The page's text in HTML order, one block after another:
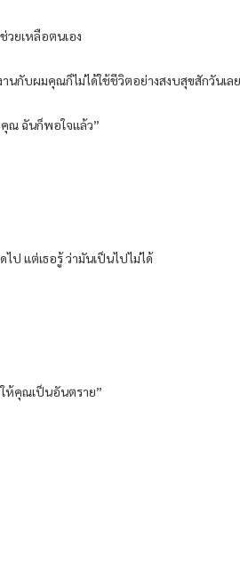
วยเหลือตนเอง
นกับผมคุณก็ไม่ได้ใช้ชีวิตอย่างสงบสุขสักวันเล
ณ ฉันก็พอใจแล้ว”
ป แต่เธอรู้ ว่ามันเป็นไปไม่ได้
ห้คุณเป็นอันตราย”